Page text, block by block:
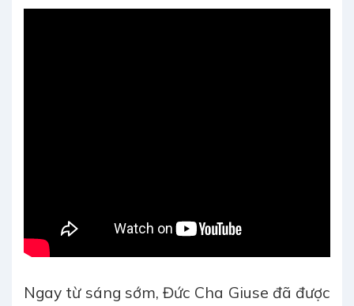
Ngay từ sáng sớm, Đức Cha Giuse đã được